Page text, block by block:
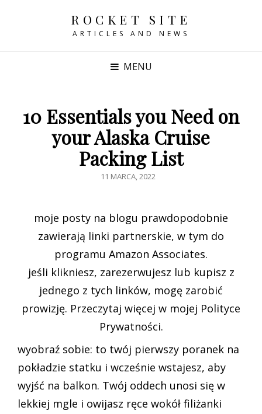
ROCKET SITE
ARTICLES AND NEWS
MENU
10 Essentials you Need on
your Alaska Cruise
Packing List
POSTED
11 MARCA, 2022
moje posty na blogu prawdopodobnie
zawierają linki partnerskie, w tym do
programu Amazon Associates.
jeśli klikniesz, zarezerwujesz lub kupisz z
jednego z tych linków, mogę zarobić
prowizję. Przeczytaj więcej w mojej Polityce
Prywatności.
wyobraź sobie: to twój pierwszy poranek na
pokładzie statku i wcześnie wstajesz, aby
wyjść na balkon. Twój oddech unosi się w
lekkiej mgle i owijasz ręce wokół filiżanki